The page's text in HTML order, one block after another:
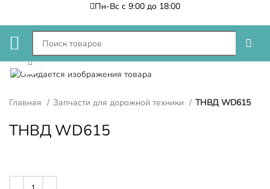
Пн-Вс с 9:00 до 18:00
Нажмите, чтобы увеличить
Главная Запчасти для дорожной техники ТНВД WD615
ТНВД WD615